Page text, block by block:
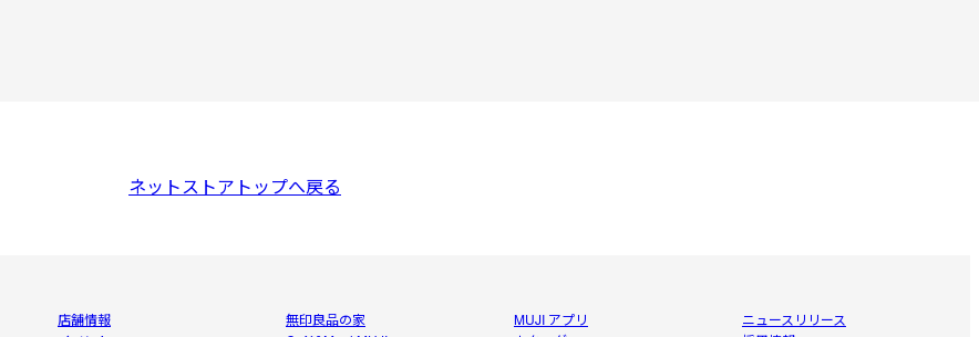
ネットストアトップへ戻る
店舗情報
無印良品の家
MUJI アプリ
ニュースリリース